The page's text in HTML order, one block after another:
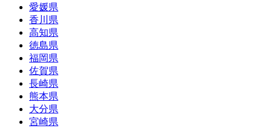
愛媛県
香川県
高知県
徳島県
福岡県
佐賀県
長崎県
熊本県
大分県
宮崎県